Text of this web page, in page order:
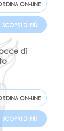
ON-LINE
SCOPRI DI PIÙ
di
ON-LINE
SCOPRI DI PIÙ